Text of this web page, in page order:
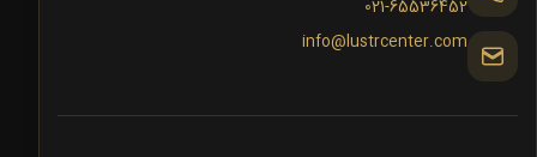
021-65536452
info@lustrcenter.com